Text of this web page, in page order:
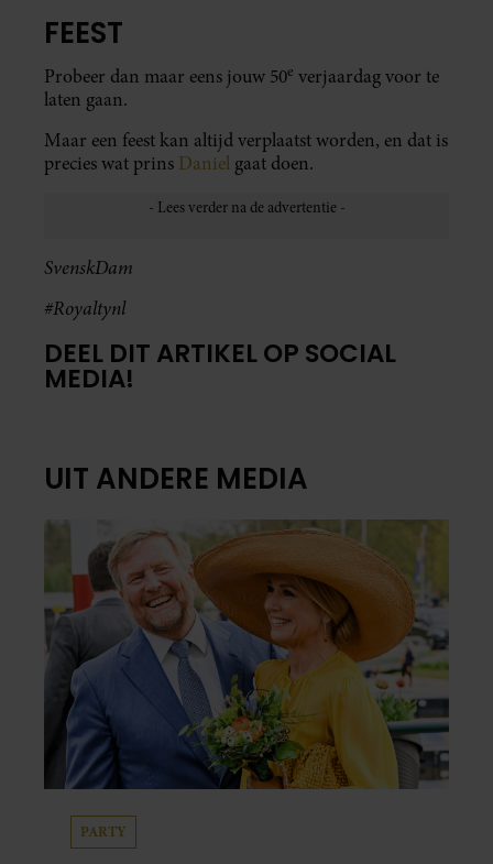
FEEST
Probeer dan maar eens jouw 50e verjaardag voor te
laten gaan.
Maar een feest kan altijd verplaatst worden, en dat is
precies wat prins Daniel gaat doen.
SvenskDam
#Royaltynl
DEEL DIT ARTIKEL OP SOCIAL
MEDIA!
UIT ANDERE MEDIA
PARTY